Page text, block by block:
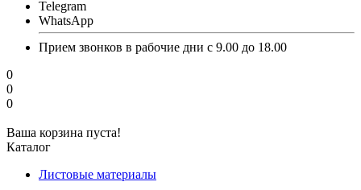
Telegram
WhatsApp
Прием звонков в рабочие дни с 9.00 до 18.00
0
0
0
Ваша корзина пуста!
Каталог
Листовые материалы